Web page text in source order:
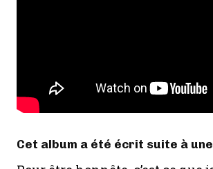
Cet album a été écrit suite à